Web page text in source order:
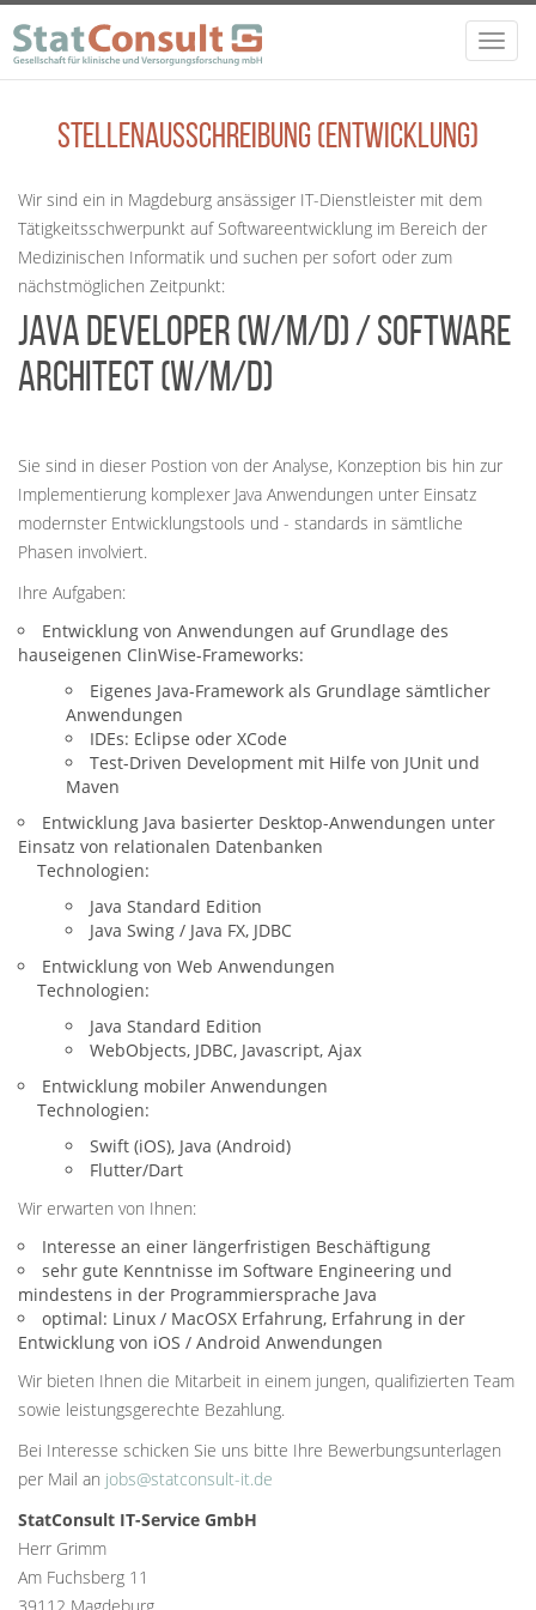
Direkt zum Inhalt
Stellenausschreibung (Entwicklung)
Wir sind ein in Magdeburg ansässiger IT-Dienstleister mit dem
Tätigkeitsschwerpunkt auf Softwareentwicklung im Bereich der
Medizinischen Informatik und suchen per sofort oder zum
nächstmöglichen Zeitpunkt:
Java Developer (W/M/D) / Software
Architect (W/M/D)
Sie sind in dieser Postion von der Analyse, Konzeption bis hin zur
Implementierung komplexer Java Anwendungen unter Einsatz
modernster Entwicklungstools und - standards in sämtliche
Phasen involviert.
Ihre Aufgaben:
Entwicklung von Anwendungen auf Grundlage des
hauseigenen ClinWise-Frameworks:
Eigenes Java-Framework als Grundlage sämtlicher
Anwendungen
IDEs: Eclipse oder XCode
Test-Driven Development mit Hilfe von JUnit und
Maven
Entwicklung Java basierter Desktop-Anwendungen unter
Einsatz von relationalen Datenbanken
Technologien:
Java Standard Edition
Java Swing / Java FX, JDBC
Entwicklung von Web Anwendungen
Technologien:
Java Standard Edition
WebObjects, JDBC, Javascript, Ajax
Entwicklung mobiler Anwendungen
Technologien:
Swift (iOS), Java (Android)
Flutter/Dart
Wir erwarten von Ihnen:
Interesse an einer längerfristigen Beschäftigung
sehr gute Kenntnisse im Software Engineering und
mindestens in der Programmiersprache Java
optimal: Linux / MacOSX Erfahrung, Erfahrung in der
Entwicklung von iOS / Android Anwendungen
Wir bieten Ihnen die Mitarbeit in einem jungen, qualifizierten Team
sowie leistungsgerechte Bezahlung.
Bei Interesse schicken Sie uns bitte Ihre Bewerbungsunterlagen
per Mail an jobs@statconsult-it.de
StatConsult IT-Service GmbH
Herr Grimm
Am Fuchsberg 11